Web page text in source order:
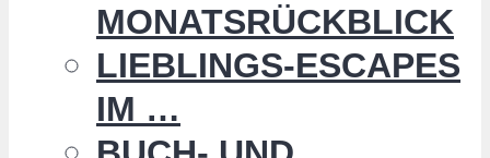
MONATSRÜCKBLICK
LIEBLINGS-ESCAPES
IM …